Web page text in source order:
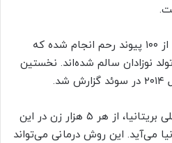
در سطح جهانی، تاکنون بیش از ۱۰۰ پیوند رحم انجام شده که
به تولد نوزادان سالم شده‌اند. نخستین
طبق برآورد سرویس سلامت ملی بریتانیا، از هر ۵ هزار زن در این
می‌آید. این روش درمانی می‌تواند